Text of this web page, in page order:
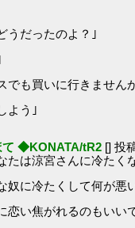
うだったのよ？｣
でも買いに行きません
よう｣
て ◆KONATA/tR2 [] 投
たは涼宮さんに冷たく
奴に冷たくして何が悪
恋い焦がれるのもいい